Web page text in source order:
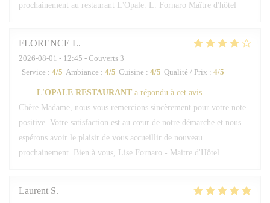
prochainement au restaurant L'Opale. L. Fornaro Maître d'hôtel
FLORENCE L
2026-08-01 - 12:45 - Couverts 3
Service : 4/5 Ambiance : 4/5 Cuisine : 4/5 Qualité / Prix : 4/5
L'OPALE RESTAURANT a répondu à cet avis
Chère Madame, nous vous remercions sincèrement pour votre note
positive. Votre satisfaction est au cœur de notre démarche et nous
espérons avoir le plaisir de vous accueillir de nouveau
prochainement. Bien à vous, Lise Fornaro - Maitre d'Hôtel
Laurent S